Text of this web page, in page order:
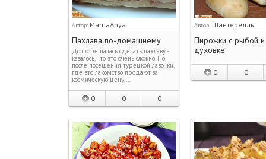
Автор: MamaAnya
Пахлава по-домашнему
Долго решалась сделать пахлаву -
казалось, что это очень сложно. Но,
после посещения турецкой лавочки,
где это лакомство продают за
космическую цену,…
0 0 0
Автор: Шантерелль
Пирожки с рыбой
духовке
0 0